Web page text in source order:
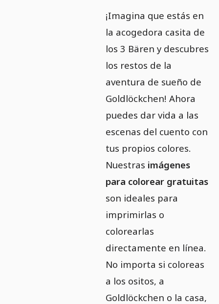
¡Imagina que estás en
la acogedora casita de
los 3 Bären y descubres
los restos de la
aventura de sueño de
Goldlöckchen! Ahora
puedes dar vida a las
escenas del cuento con
tus propios colores.
Nuestras imágenes
para colorear gratuitas
son ideales para
imprimirlas o
colorearlas
directamente en línea.
No importa si coloreas
a los ositos, a
Goldlöckchen o la casa,